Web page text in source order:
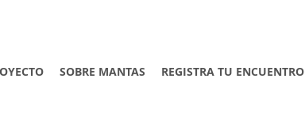
SOBRE MANTAS REGISTRA TU ENCUENTRO